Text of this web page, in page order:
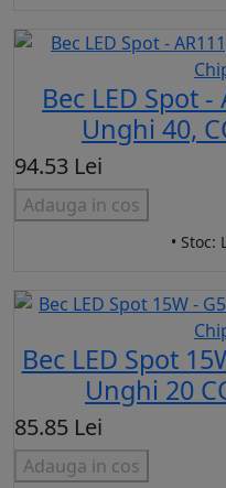
Bec LED Spot -
Unghi 40,
94.53 Lei
Adauga in cos
• Stoc:
Bec LED Spot
Unghi 20
85.85 Lei
Adauga in cos